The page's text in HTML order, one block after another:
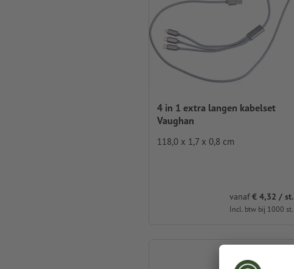
4 in 1 extra langen kabelset
Vaughan
118,0 x 1,7 x 0,8 cm
vanaf€ 4,32 / st.
Incl. btw bij 1000 st.